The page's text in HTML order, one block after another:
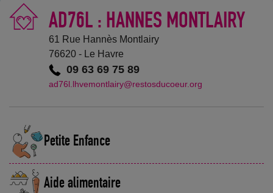
AD76L : HANNES MONTLAIRY
61 Rue Hannès Montlairy
76620 - Le Havre
09 63 69 75 89
ad76l.lhvemontlairy@restosducoeur.org
Petite Enfance
Aide alimentaire